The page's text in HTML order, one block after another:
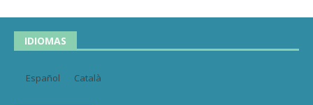
IDIOMAS
Español Català